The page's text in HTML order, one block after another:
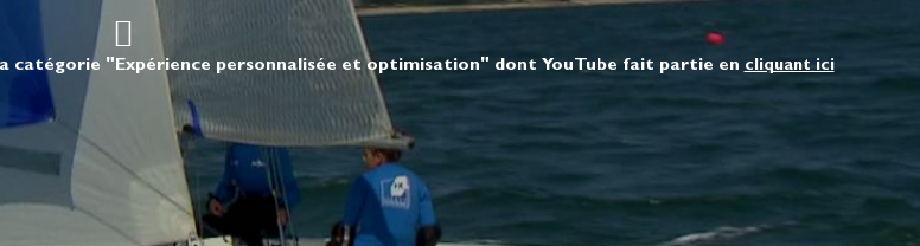
catégorie "Expérience personnalisée et optimisation" dont YouTube fait partie en cliquant ici